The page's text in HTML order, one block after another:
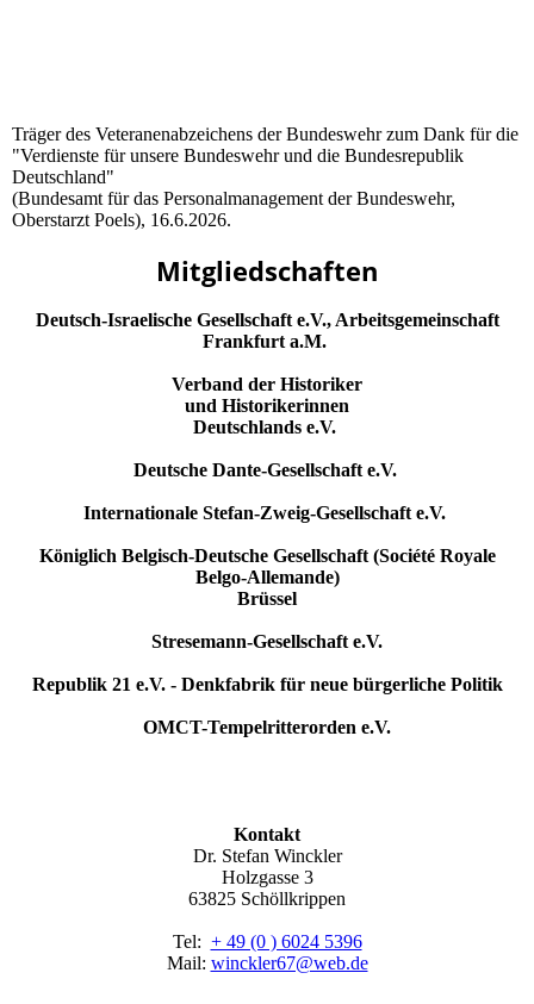
Träger des Veteranenabzeichens der Bundeswehr zum Dank für die
"Verdienste für unsere Bundeswehr und die Bundesrepublik
Deutschland"
(Bundesamt für das Personalmanagement der Bundeswehr,
Oberstarzt Poels), 16.6.2026.
Mitgliedschaften
Deutsch-Israelische Gesellschaft e.V., Arbeitsgemeinschaft
Frankfurt a.M.
Verband der Historiker
und Historikerinnen
Deutschlands e.V.
Deutsche Dante-Gesellschaft e.V.
Internationale Stefan-Zweig-Gesellschaft e.V.
Königlich Belgisch-Deutsche Gesellschaft (Société Royale
Belgo-Allemande)
Brüssel
Stresemann-Gesellschaft e.V.
Republik 21 e.V. - Denkfabrik für neue bürgerliche Politik
OMCT-Tempelritterorden e.V.
Kontakt
Dr. Stefan Winckler
Holzgasse 3
63825 Schöllkrippen
Tel: + 49 (0 ) 6024 5396
Mail: winckler67@web.de